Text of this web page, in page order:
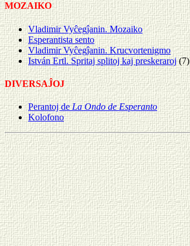
MOZAIKO
Vladimir Vyĉegĵanin. Mozaiko
Esperantista sento
Vladimir Vyĉegĵanin. Krucvortenigmo
István Ertl. Spritaj splitoj kaj preskeraroj(7)
DIVERSAĴOJ
Perantoj deLa Ondo de Esperanto
Kolofono